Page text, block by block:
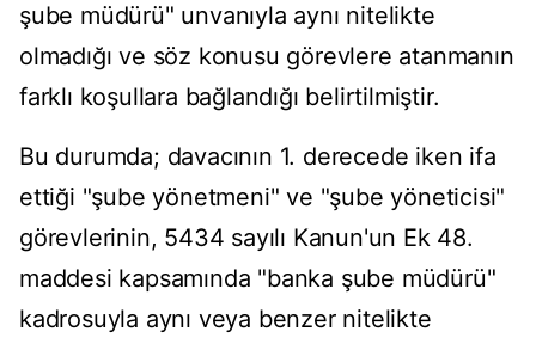
şube müdürü" unvanıyla aynı nitelikte
olmadığı ve söz konusu görevlere atanmanın
farklı koşullara bağlandığı belirtilmiştir.
Bu durumda; davacının 1. derecede iken ifa
ettiği "şube yönetmeni" ve "şube yöneticisi"
görevlerinin, 5434 sayılı Kanun'un Ek 48.
maddesi kapsamında "banka şube müdürü"
kadrosuyla aynı veya benzer nitelikte